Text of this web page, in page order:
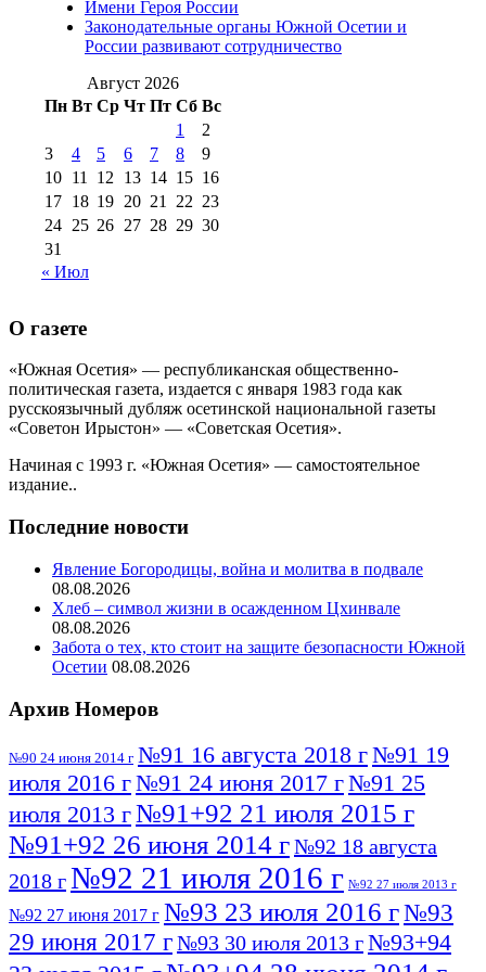
августа 2012 г(14) №98+99 11 июля
2017 г(9)
№99 4 августа
2016 г(12) №99 8 июля 2014 г
августа 2012 г(11)
августа 2013 г
(12)
Имени Героя России
Законодательные органы Южной Осетии и
России развивают сотрудничество
Август 2026
Пн Вт Ср Чт Пт Сб Вс
1
2
3
4 5 6 7 8
9
10 11 12 13 14 15 16
17 18 19 20 21 22 23
24 25 26 27 28 29 30
31
« Июл
О газете
«Южная Осетия» — республиканская общественно-
политическая газета, издается с января 1983 года как
русскоязычный дубляж осетинской национальной газеты
«Советон Ирыстон» — «Советская Осетия».
Начиная с 1993 г. «Южная Осетия» — самостоятельное
издание..
Последние новости
Явление Богородицы, война и молитва в подвале
08.08.2026
Хлеб – символ жизни в осажденном Цхинвале
08.08.2026
Забота о тех, кто стоит на защите безопасности Южной
Осетии 08.08.2026
Архив Номеров
№90 24 июня 2014 г №91 16 августа 2018 г№91 19
июля 2016 г№91 24 июня 2017 г№91 25
июля 2013 г№91+92 21 июля 2015 г
№91+92 26 июня 2014 г№92 18 августа
2018 г№92 21 июля 2016 г №92 27 июля 2013 г
№92 27 июня 2017 г №93 23 июля 2016 г№93
29 июня 2017 г№93 30 июля 2013 г№93+94